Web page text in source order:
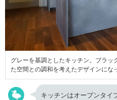
グレーを基調としたキッチン。ブラ
た空間との調和を考えたデザインにな
キッチンはオープンタイ